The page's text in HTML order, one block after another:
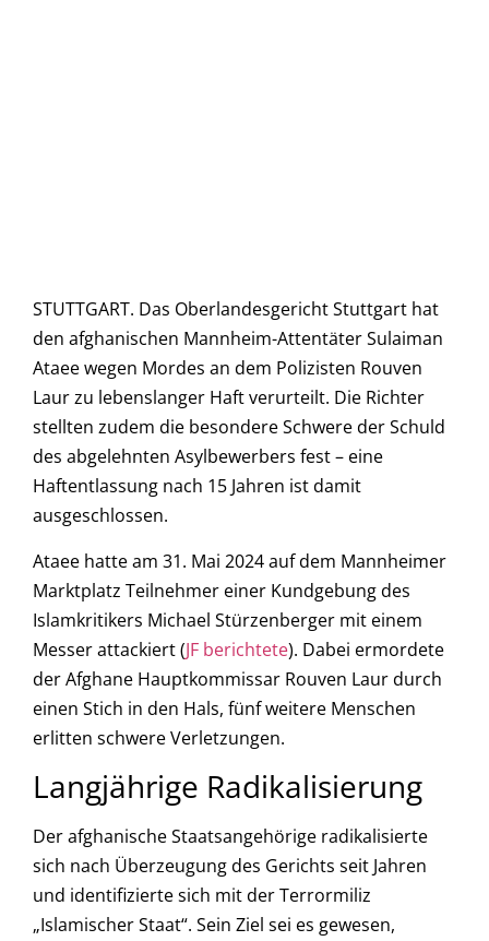
STUTTGART. Das Oberlandesgericht Stuttgart hat
den afghanischen Mannheim-Attentäter Sulaiman
Ataee wegen Mordes an dem Polizisten Rouven
Laur zu lebenslanger Haft verurteilt. Die Richter
stellten zudem die besondere Schwere der Schuld
des abgelehnten Asylbewerbers fest – eine
Haftentlassung nach 15 Jahren ist damit
ausgeschlossen.
Ataee hatte am 31. Mai 2024 auf dem Mannheimer
Marktplatz Teilnehmer einer Kundgebung des
Islamkritikers Michael Stürzenberger mit einem
Messer attackiert (JF berichtete). Dabei ermordete
der Afghane Hauptkommissar Rouven Laur durch
einen Stich in den Hals, fünf weitere Menschen
erlitten schwere Verletzungen.
Langjährige Radikalisierung
Der afghanische Staatsangehörige radikalisierte
sich nach Überzeugung des Gerichts seit Jahren
und identifizierte sich mit der Terrormiliz
„Islamischer Staat“. Sein Ziel sei es gewesen,